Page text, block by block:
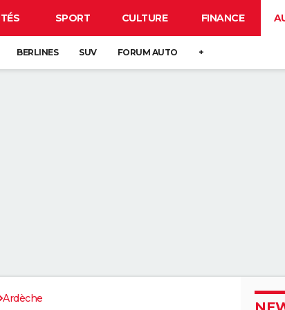
SPORT CULTURE FINANCE
BERLINES SUV FORUM AUTO +
Ardèche